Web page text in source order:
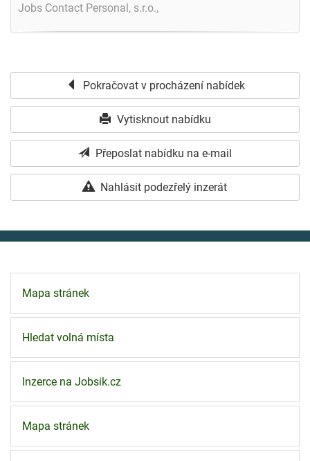
Jobs Contact Personal, s.r.o.,
Pokračovat v procházení nabídek
Vytisknout nabídku
Přeposlat nabídku na e-mail
Nahlásit podezřelý inzerát
Mapa stránek
Hledat volná místa
Inzerce na Jobsik.cz
Mapa stránek